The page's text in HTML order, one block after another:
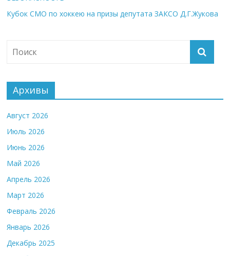
Кубок СМО по хоккею на призы депутата ЗАКСО Д.Г.Жукова
Архивы
Август 2026
Июль 2026
Июнь 2026
Май 2026
Апрель 2026
Март 2026
Февраль 2026
Январь 2026
Декабрь 2025